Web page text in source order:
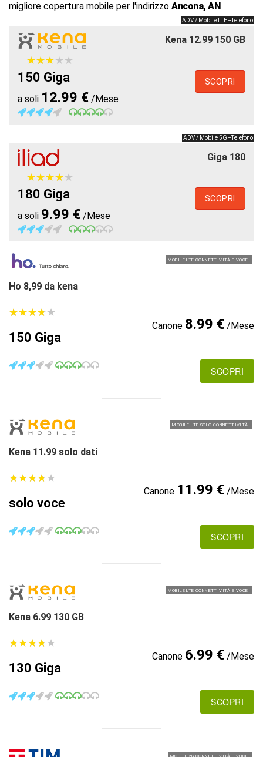
migliore copertura mobile per l'indirizzo Ancona, AN.
ADV / Mobile LTE +Telefono
Kena 12.99 150 GB
★★★★★
★★★★★
150 Giga
a soli 12.99 € /Mese
SCOPRI
ADV / Mobile 5G +Telefono
Giga 180
★★★★★
★★★★★
180 Giga
a soli 9.99 € /Mese
SCOPRI
MOBILE LTE CONNETTIVITÀ E VOCE
Ho 8,99 da kena
★★★★★
★★★★★
150 Giga
Canone 8.99 €/Mese
SCOPRI
MOBILE LTE SOLO CONNETTIVITÀ
Kena 11.99 solo dati
★★★★★
★★★★★
solo voce
Canone 11.99 €/Mese
SCOPRI
MOBILE LTE CONNETTIVITÀ E VOCE
Kena 6.99 130 GB
★★★★★
★★★★★
130 Giga
Canone 6.99 €/Mese
SCOPRI
MOBILE 5G CONNETTIVITÀ E VOCE